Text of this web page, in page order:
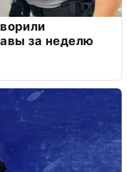
за неделю